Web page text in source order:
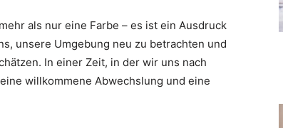
als nur eine Farbe – es ist ein Ausdruck
unsere Umgebung neu zu betrachten und
In einer Zeit, in der wir uns nach
willkommene Abwechslung und eine